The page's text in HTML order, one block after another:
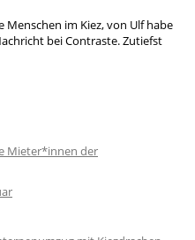
Menschen im Kiez, von Ulf habe
bei Contraste. Zutiefst
Mieter*innen der